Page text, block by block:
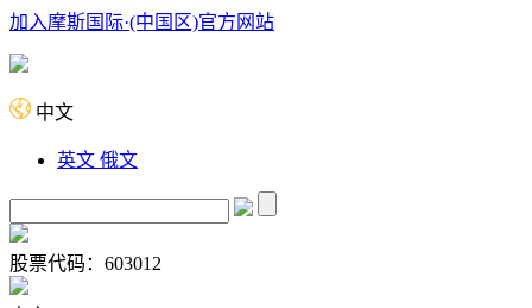
加入摩斯国际·(中国区)官方网站
中文
英文 俄文
股票代码： 603012